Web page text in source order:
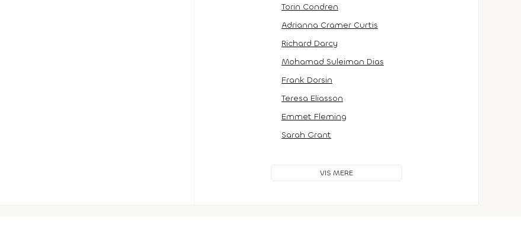
Torin Condren
Adrianna Cramer Curtis
Richard Darcy
Mohamad Suleiman Dias
Frank Dorsin
Teresa Eliasson
Emmet Fleming
Sarah Grant
VIS MERE